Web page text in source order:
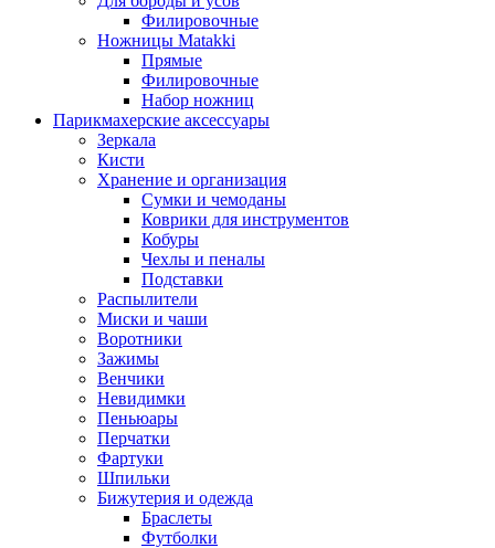
Филировочные
Ножницы Matakki
Прямые
Филировочные
Набор ножниц
Парикмахерские аксессуары
Зеркала
Кисти
Хранение и организация
Сумки и чемоданы
Коврики для инструментов
Кобуры
Чехлы и пеналы
Подставки
Распылители
Миски и чаши
Воротники
Зажимы
Венчики
Невидимки
Пеньюары
Перчатки
Фартуки
Шпильки
Бижутерия и одежда
Браслеты
Футболки